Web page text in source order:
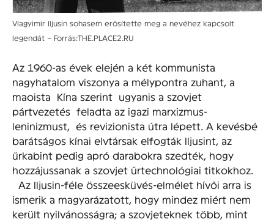
Vlagyimir Iljusin sohasem erősítette meg a nevéhez kapcsolt
legendát – Forrás:THE.PLACE2.RU
Az 1960-as évek elején a két kommunista
nagyhatalom viszonya a mélypontra zuhant, a
maoista Kína szerint ugyanis a szovjet
pártvezetés feladta az igazi marxizmus-
leninizmust, és revizionista útra lépett. A kevésbé
barátságos kínai elvtársak elfogták Iljusint, az
űrkabint pedig apró darabokra szedték, hogy
hozzájussanak a szovjet űrtechnológiai titkokhoz.
Az Iljusin-féle összeesküvés-elmélet hívői arra is
ismerik a magyarázatott, hogy mindez miért nem
került nyilvánosságra; a szovjeteknek több, mint